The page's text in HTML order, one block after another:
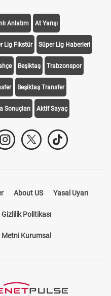
Anlatım At Yarışı
Lig Fikstür Süper Lig Haberleri
Beşiktaş Trabzonspor
Beşiktaş Transfer
Sonuçları Aktif Sayaç
About US Yasal Uyarı
Gizlilik Politikası
Metni Kurumsal